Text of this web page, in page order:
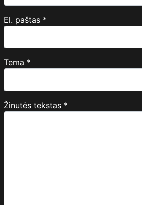
El. paštas *
Tema *
Žinutės tekstas *